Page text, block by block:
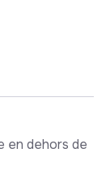
en dehors de